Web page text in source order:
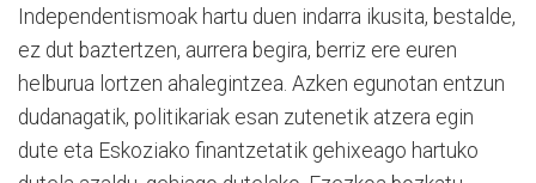
Independentismoak hartu duen indarra ikusita, bestalde,
ez dut baztertzen, aurrera begira, berriz ere euren
helburua lortzen ahalegintzea. Azken egunotan entzun
dudanagatik, politikariak esan zutenetik atzera egin
dute eta Eskoziako finantzetatik gehixeago hartuko